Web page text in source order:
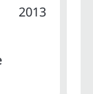
2013